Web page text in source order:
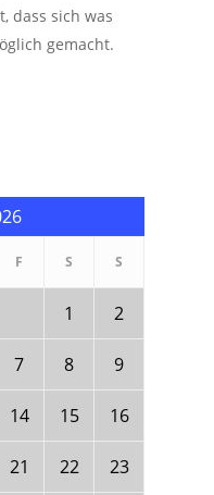
dass sich was
gemacht.
F S S
1 2
7 8 9
14 15 16
21 22 23